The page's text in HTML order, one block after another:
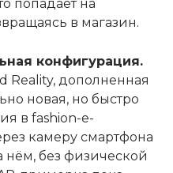
попадает на
в магазин.
конфигурация.
Reality, дополненная
новая, но быстро
в fashion-e-
камеру смартфона
нём, без физической